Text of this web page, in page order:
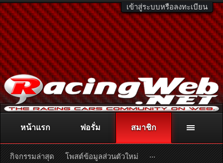
เข้าสู่ระบบหรือลงทะเบียน
ติดต่อลงโฆษณา racingweb@gmail.comหรือโทร. 081-811-1138
หรืออ่านรายละเอียดเพิ่มเติม คลิกที่นี่
หน้าแรก ฟอรั่ม สมาชิก
กิจกรรมล่าสุด โพสต์ข้อมูลส่วนตัวใหม่ ...